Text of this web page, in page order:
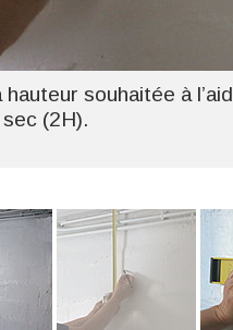
souhaitée à
sec (2H).